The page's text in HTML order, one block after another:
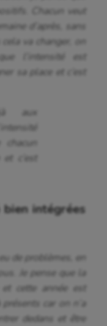
Chacun veut
d’après, sans
va changer, on
l’intensité est
sa place et c’est
aux
c’est
intégrées
de problèmes, en
Je pense que la
cette année est
car on n’a
dedans et être